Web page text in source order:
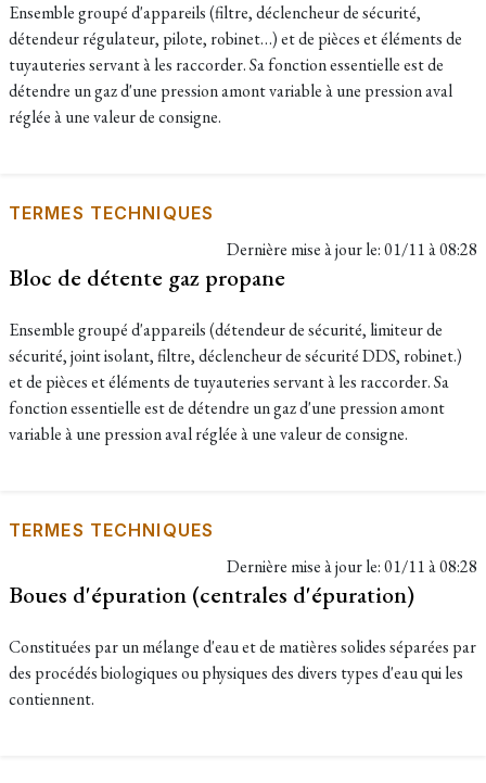
Ensemble groupé d'appareils (filtre, déclencheur de sécurité,
détendeur régulateur, pilote, robinet…) et de pièces et éléments de
tuyauteries servant à les raccorder. Sa fonction essentielle est de
détendre un gaz d'une pression amont variable à une pression aval
réglée à une valeur de consigne.
TERMES TECHNIQUES
Dernière mise à jour le:01/11 à 08:28
Bloc de détente gaz propane
Ensemble groupé d'appareils (détendeur de sécurité, limiteur de
sécurité, joint isolant, filtre, déclencheur de sécurité DDS, robinet.)
et de pièces et éléments de tuyauteries servant à les raccorder. Sa
fonction essentielle est de détendre un gaz d'une pression amont
variable à une pression aval réglée à une valeur de consigne.
TERMES TECHNIQUES
Dernière mise à jour le:01/11 à 08:28
Boues d'épuration (centrales d'épuration)
Constituées par un mélange d'eau et de matières solides séparées par
des procédés biologiques ou physiques des divers types d'eau qui les
contiennent.